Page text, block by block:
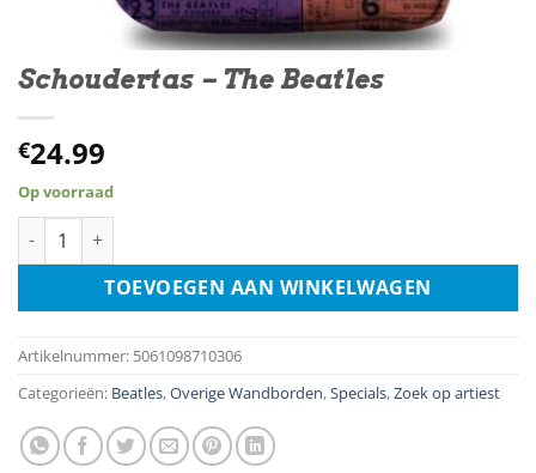
Schoudertas – The Beatles
€24.99
Op voorraad
Schoudertas - The Beatles aantal
TOEVOEGEN AAN WINKELWAGEN
Artikelnummer: 5061098710306
Categorieën: Beatles,Overige Wandborden,Specials,Zoek op artiest